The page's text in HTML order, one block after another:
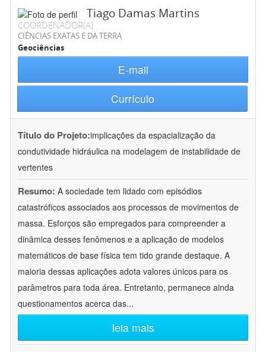
Tiago Damas Martins
COORDENADOR(A)
CIÊNCIAS EXATAS E DA TERRA
Geociências
E-mail
Currículo
Título do Projeto:implicações da espacialização da
condutividade hidráulica na modelagem de instabilidade de
vertentes
Resumo: A sociedade tem lidado com episódios
catastróficos associados aos processos de movimentos de
massa. Esforços são empregados para compreender a
dinâmica desses fenômenos e a aplicação de modelos
matemáticos de base física tem tido grande destaque. A
maioria dessas aplicações adota valores únicos para os
parâmetros para toda área. Entretanto, permanece ainda
questionamentos acerca das...
leia mais